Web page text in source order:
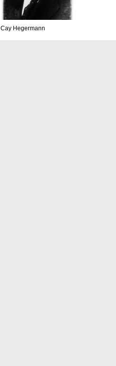
Cay Hegermann